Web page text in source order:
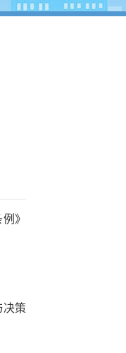
》
决策